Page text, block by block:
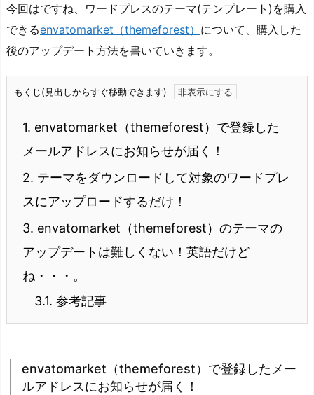
今回はですね、ワードプレスのテーマ(テンプレート)を購入
できるenvatomarket（themeforest） について、購入した
後のアップデート方法を書いていきます。
もくじ(見出しからすぐ移動できます)
1. envatomarket（themeforest）で登録した
メールアドレスにお知らせが届く！
2. テーマをダウンロードして対象のワードプレ
スにアップロードするだけ！
3. envatomarket（themeforest）のテーマの
アップデートは難しくない！英語だけど
ね・・・。
3.1. 参考記事
envatomarket（themeforest）で登録したメー
ルアドレスにお知らせが届く！